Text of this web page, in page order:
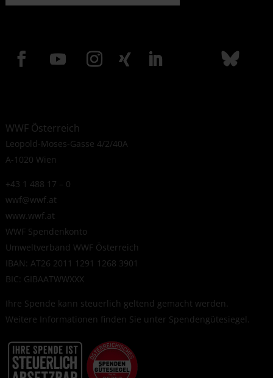
WWF Österreich
Leopold-Moses-Gasse 4/2/40A
A-1020 Wien
+43 1 488 17 – 0
wwf@wwf.at
www.wwf.at
WWF Spendenkonto
Umweltverband WWF Österreich
IBAN: AT26 2011 1291 1268 3901
BIC: GIBAATWWXXX
Ihre Spende kann steuerlich geltend gemacht werden.
Weitere Informationen finden Sie unter Spendengütesiegel